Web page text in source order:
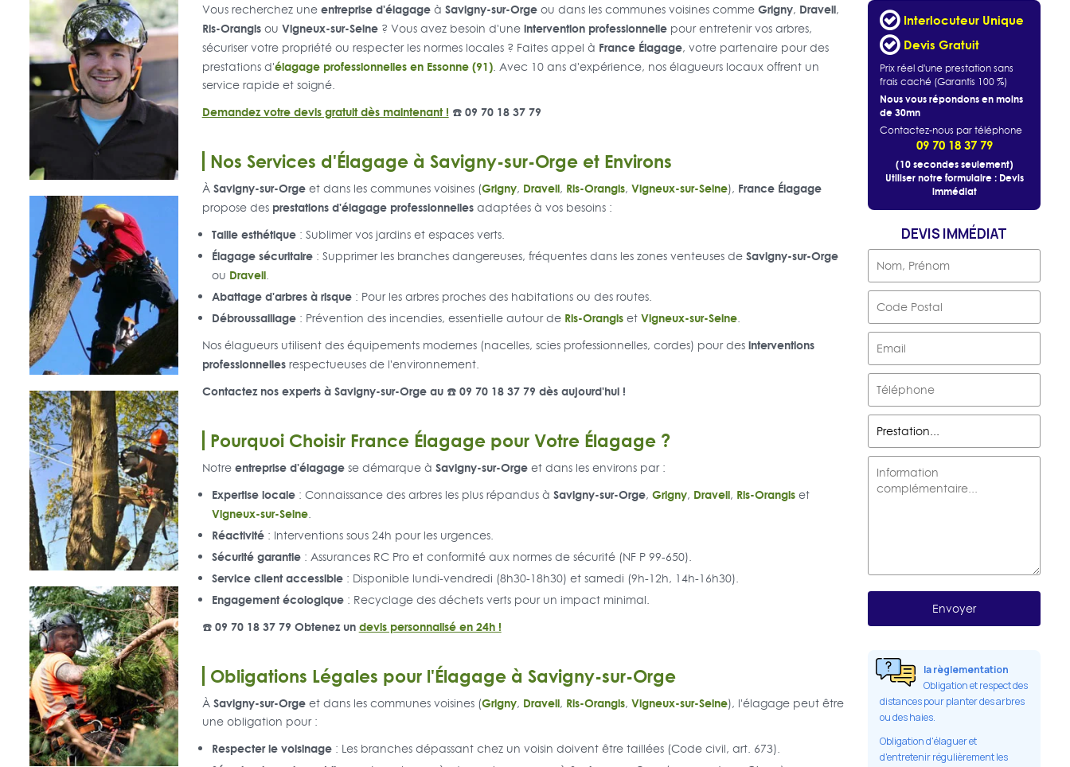
Vous recherchez une entreprise d'élagageà Savigny-sur-Orgeou dans les communes voisines comme Grigny, Draveil,
Ris-Orangisou Vigneux-sur-Seine? Vous avez besoin d'une intervention professionnellepour entretenir vos arbres,
sécuriser votre propriété ou respecter les normes locales ? Faites appel à France Élagage, votre partenaire pour des
prestations d'élagage professionnelles en Essonne (91). Avec 10 ans d'expérience, nos élagueurs locaux offrent un
service rapide et soigné.
Demandez votre devis gratuit dès maintenant ! ☎️ 09 70 18 37 79
Nos Services d'Élagage à Savigny-sur-Orge et Environs
À Savigny-sur-Orgeet dans les communes voisines (Grigny, Draveil, Ris-Orangis, Vigneux-sur-Seine), France Élagage
propose des prestations d'élagage professionnellesadaptées à vos besoins :
Taille esthétique: Sublimer vos jardins et espaces verts.
Élagage sécuritaire: Supprimer les branches dangereuses, fréquentes dans les zones venteuses de Savigny-sur-Orge
ou Draveil.
Abattage d'arbres à risque: Pour les arbres proches des habitations ou des routes.
Débroussaillage: Prévention des incendies, essentielle autour de Ris-Orangiset Vigneux-sur-Seine.
Nos élagueurs utilisent des équipements modernes (nacelles, scies professionnelles, cordes) pour des interventions
professionnellesrespectueuses de l'environnement.
Contactez nos experts à Savigny-sur-Orge au ☎️ 09 70 18 37 79 dès aujourd'hui !
Pourquoi Choisir France Élagage pour Votre Élagage ?
Notre entreprise d'élagagese démarque à Savigny-sur-Orgeet dans les environs par :
Expertise locale: Connaissance des arbres les plus répandus à Savigny-sur-Orge, Grigny, Draveil, Ris-Orangiset
Vigneux-sur-Seine.
Réactivité: Interventions sous 24h pour les urgences.
Sécurité garantie: Assurances RC Pro et conformité aux normes de sécurité (NF P 99-650).
Service client accessible: Disponible lundi-vendredi (8h30-18h30) et samedi (9h-12h, 14h-16h30).
Engagement écologique: Recyclage des déchets verts pour un impact minimal.
☎️ 09 70 18 37 79 Obtenez undevis personnalisé en 24h !
Obligations Légales pour l'Élagage à Savigny-sur-Orge
À Savigny-sur-Orgeet dans les communes voisines (Grigny, Draveil, Ris-Orangis, Vigneux-sur-Seine), l'élagage peut être
une obligation pour :
Respecter le voisinage: Les branches dépassant chez un voisin doivent être taillées (Code civil, art. 673).
Interlocuteur Unique
Devis Gratuit
Prix réel d'une prestation sans
frais caché (Garantis 100 %)
Nous vous répondons en moins
de 30mn
Contactez-nous par téléphone
09 70 18 37 79
(10 secondes seulement)
Utiliser notre formulaire : Devis
immédiat
DEVIS IMMÉDIAT
la règlementation
Obligation et respect des
distances pour planter des arbres
ou des haies.
Obligation d'élaguer et
d'entretenir régulièrement les